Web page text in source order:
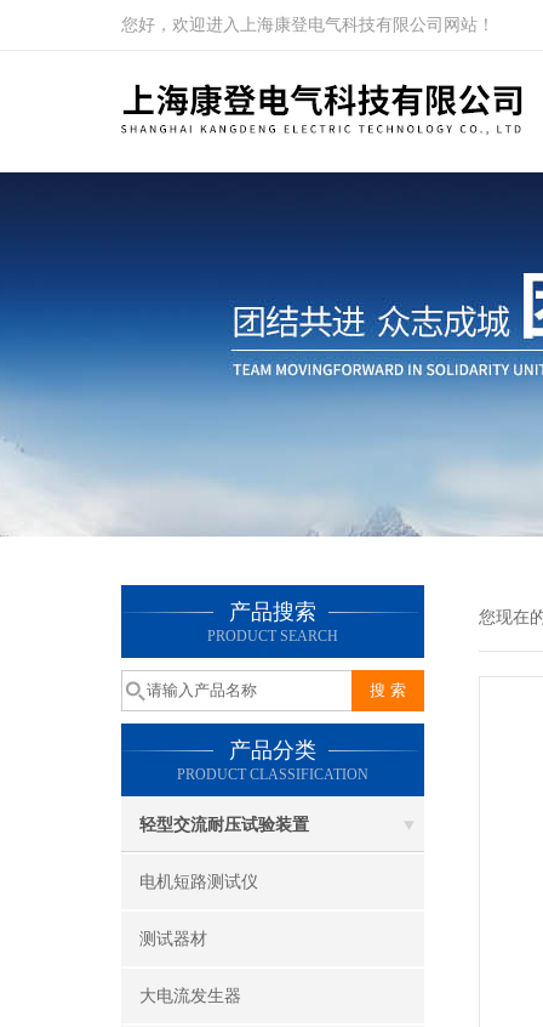
您好，欢迎进入上海康登电气科技有限公司网站！
产品搜索
PRODUCT SEARCH
产品分类
PRODUCT CLASSIFICATION
轻型交流耐压试验装置
电机短路测试仪
测试器材
大电流发生器
您现在